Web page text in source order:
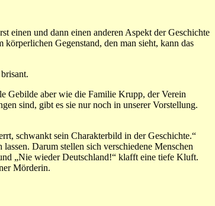
einen und dann einen anderen Aspekt der Geschichte
Gegenstand, den man sieht, kann das
Gebilde aber wie die Familie Krupp, der Verein
sind, gibt es sie nur noch in unserer Vorstellung.
schwankt sein Charakterbild in der Geschichte.“
Darum stellen sich verschiedene Menschen
„Nie wieder Deutschland!“ klafft eine tiefe Kluft.
Mörderin.